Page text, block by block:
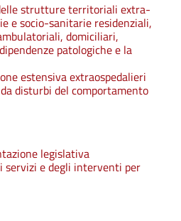
strutture territoriali extra-
e socio-sanitarie residenziali,
domiciliari,
patologiche e la
estensiva extraospedalieri
disturbi del comportamento
legislativa
servizi e degli interventi per